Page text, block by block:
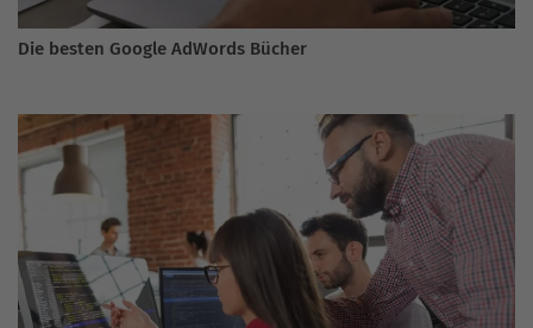
Die besten Google AdWords Bücher